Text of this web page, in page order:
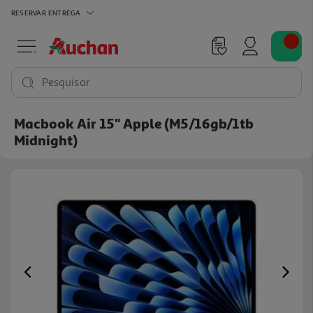
RESERVAR ENTREGA
Pesquisar
Macbook Air 15" Apple (m5/16gb/1tb
Midnight)
Previous